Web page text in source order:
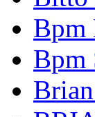
Bpm
Bpm